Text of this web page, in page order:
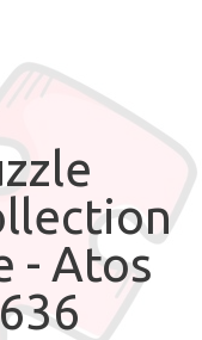
- Atos